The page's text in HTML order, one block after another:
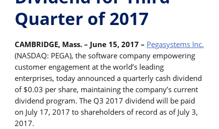
Quarter of 2017
CAMBRIDGE, Mass. – June 15, 2017 – Pegasystems Inc.
(NASDAQ: PEGA), the software company empowering
customer engagement at the world’s leading
enterprises, today announced a quarterly cash dividend
of $0.03 per share, maintaining the company’s current
dividend program. The Q3 2017 dividend will be paid
on July 17, 2017 to shareholders of record as of July 3,
2017.